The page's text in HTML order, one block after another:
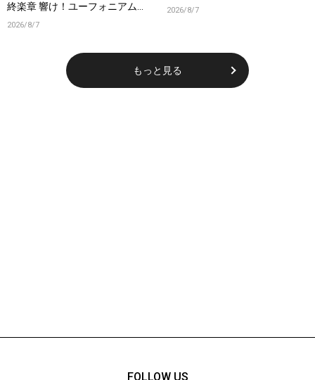
終楽章 響け！ユーフォニアム』
前編の一挙上映が決定！
2026/8/7
2026/8/7
もっと見る
FOLLOW US